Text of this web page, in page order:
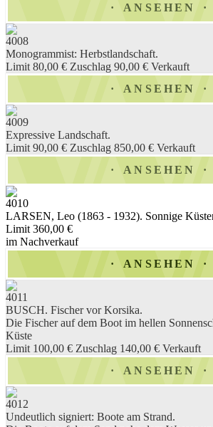
ANSEHEN
4008
Monogrammist: Herbstlandschaft.
Limit 80,00 € Zuschlag 90,00 € Verkauft
ANSEHEN
4009
Expressive Landschaft.
Limit 90,00 € Zuschlag 850,00 € Verkauft
ANSEHEN
4010
LARSEN, Leo (1863 - 1932). Sonnige
Limit 360,00 €
im Nachverkauf
ANSEHEN
4011
BUSCH. Fischer vor Korsika.
Die Fischer auf dem Boot im hellen
Küste
Limit 100,00 € Zuschlag 140,00 € Verkauft
ANSEHEN
4012
Undeutlich signiert: Boote am Strand.